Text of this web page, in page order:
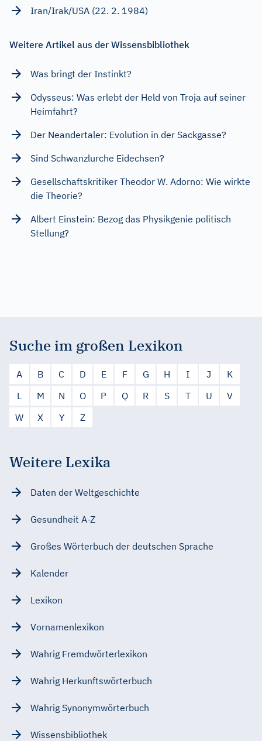
Iran/Irak/USA (22. 2. 1984)
Weitere Artikel aus der Wissensbibliothek
Was bringt der Instinkt?
Odysseus: Was erlebt der Held von Troja auf seiner
Heimfahrt?
Der Neandertaler: Evolution in der Sackgasse?
Sind Schwanzlurche Eidechsen?
Gesellschaftskritiker Theodor W. Adorno: Wie wirkte
die Theorie?
Albert Einstein: Bezog das Physikgenie politisch
Stellung?
Suche im großen Lexikon
A B C D E F G H I J
K
L
M N O P Q R S T U
V
W
X Y Z
Weitere Lexika
Daten der Weltgeschichte
Gesundheit A-Z
Großes Wörterbuch der deutschen Sprache
Kalender
Lexikon
Vornamenlexikon
Wahrig Fremdwörterlexikon
Wahrig Herkunftswörterbuch
Wahrig Synonymwörterbuch
Wissensbibliothek